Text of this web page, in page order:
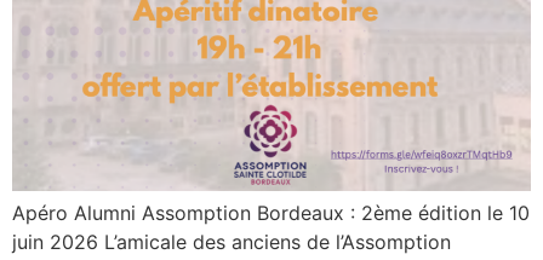
Apéro Alumni Assomption Bordeaux : 2ème édition le 10
juin 2026 L’amicale des anciens de l’Assomption